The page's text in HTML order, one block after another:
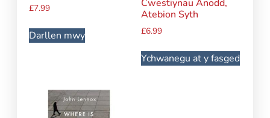
£7.99
Darllen mwy
Cwestiynau Anodd,
Atebion Syth
£6.99
Ychwanegu at y fasged